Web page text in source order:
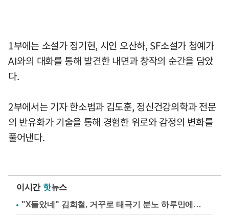
1부에는 소설가 정기현, 시인 오산하, SF소설가 청예가
AI와의 대화를 통해 발견한 내면과 창작의 순간을 담았
다.
2부에서는 기자 한소범과 김도훈, 정신건강의학과 전문
의 반유화가 기술을 통해 경험한 위로와 감정의 변화를
풀어낸다.
이시간 핫뉴스
"X돌았네" 김희철, 거꾸로 태극기 분노 하루만에…